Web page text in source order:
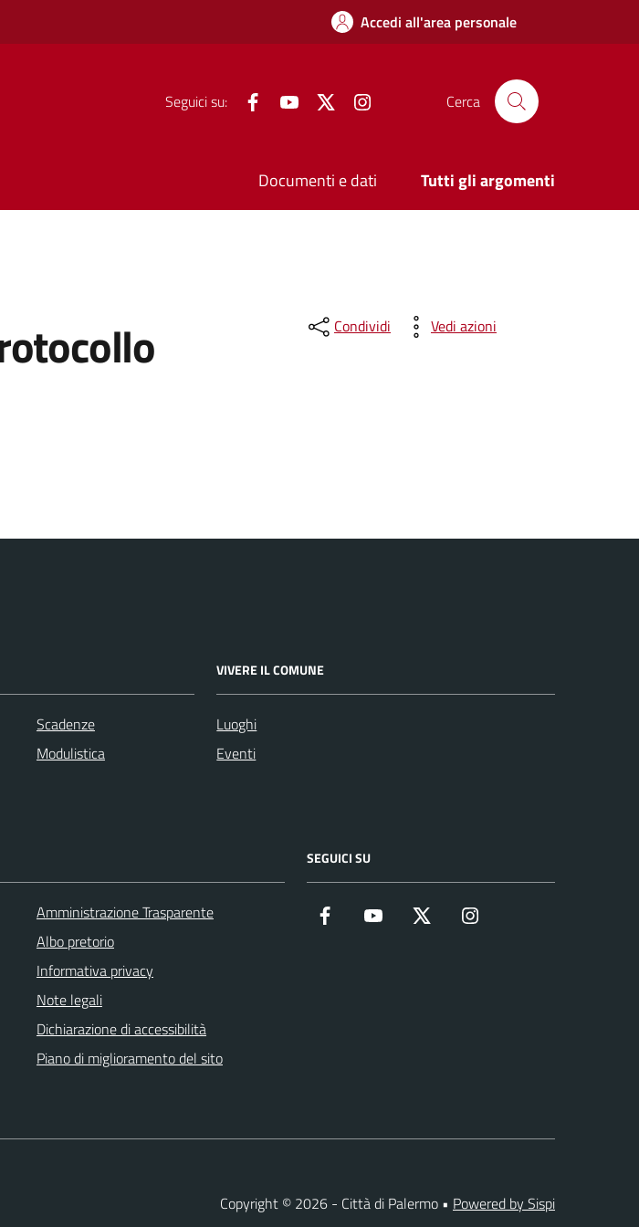
Accedi all'area personale
Seguici su: FacebookYouTube Twitter Cerca
Documenti e dati Tutti gli argomenti
Condividi Vedi azioni
Scadenze
Modulistica
VIVERE IL COMUNE
Luoghi
Eventi
Amministrazione Trasparente
Albo pretorio
Informativa privacy
Note legali
Dichiarazione di accessibilità
Piano di miglioramento del sito
SEGUICI SU
Facebook YouTube Twitter
Copyright © 2026 - Città di Palermo • Powered by Sispi